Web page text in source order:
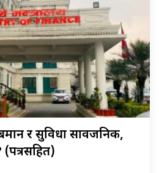
र सुविधा सार्वजनिक,